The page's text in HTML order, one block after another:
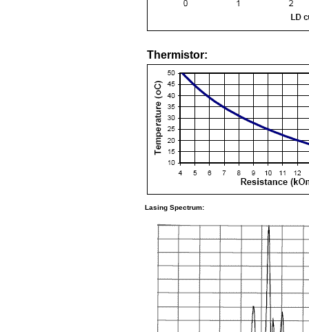
Thermistor:
Lasing Spectrum: